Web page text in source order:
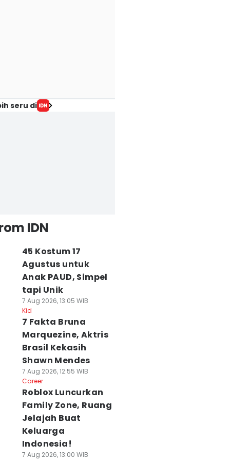
seru di
IDN
45 Kostum 17
Agustus untuk
Anak PAUD, Simpel
tapi Unik
7 Aug 2026, 13:05 WIB
Kid
7 Fakta Bruna
Marquezine, Aktris
Brasil Kekasih
Shawn Mendes
7 Aug 2026, 12:55 WIB
Career
Roblox Luncurkan
Family Zone, Ruang
Jelajah Buat
Keluarga
Indonesia!
7 Aug 2026, 13:00 WIB